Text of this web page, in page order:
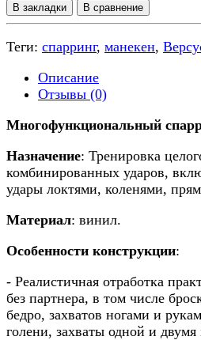
В закладки В сравнение
Теги: спарринг, манекен,
Описание
Отзывы (0)
Многофункциональный
Назначение: Тренировка
комбинированных ударов,
удары локтями, коленями,
Материал: винил.
Особенности конструкции:
- Реалистичная отработка
без партнера, в том числе
бедро, захватов ногами и
голени, захваты одной и двумя